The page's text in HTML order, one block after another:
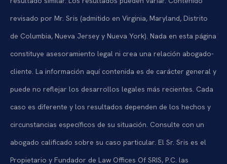
revisado por Mr. Sris (admitido en Virginia, Maryland, Distrito
de Columbia, Nueva Jersey y Nueva York). Nada en esta página
constituye asesoramiento legal ni crea una relación abogado-
cliente. La información aquí contenida es de carácter general y
puede no reflejar los desarrollos legales más recientes. Cada
caso es diferente y los resultados dependen de los hechos y
circunstancias específicos de su situación. Consulte con un
abogado calificado sobre su caso particular. El Sr. Sris es el
Propietario y Fundador de Law Offices Of SRIS, P.C. las